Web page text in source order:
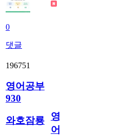
0
댓글
196751
영어공부
930
와호잠룡
영
어